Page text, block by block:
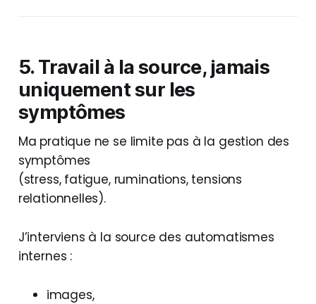
5. Travail à la source, jamais
uniquement sur les
symptômes
Ma pratique ne se limite pas à la gestion des
symptômes
(stress, fatigue, ruminations, tensions
relationnelles).
J’interviens à la source des automatismes
internes :
images,